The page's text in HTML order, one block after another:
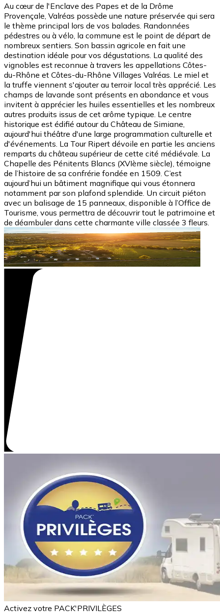
Au cœur de l'Enclave des Papes et de la Drôme
Provençale, Valréas possède une nature préservée qui sera
le thème principal lors de vos balades. Randonnées
pédestres ou à vélo, la commune est le point de départ de
nombreux sentiers. Son bassin agricole en fait une
destination idéale pour vos dégustations. La qualité des
vignobles est reconnue à travers les appellations Côtes-
du-Rhône et Côtes-du-Rhône Villages Valréas. Le miel et
la truffe viennent s'ajouter au terroir local très apprécié. Les
champs de lavande sont présents en abondance et vous
invitent à apprécier les huiles essentielles et les nombreux
autres produits issus de cet arôme typique. Le centre
historique est édifié autour du Château de Simiane,
aujourd'hui théâtre d'une large programmation culturelle et
d'événements. La Tour Ripert dévoile en partie les anciens
remparts du château supérieur de cette cité médiévale. La
Chapelle des Pénitents Blancs (XVIème siècle), témoigne
de l’histoire de sa confrérie fondée en 1509. C’est
aujourd’hui un bâtiment magnifique qui vous étonnera
notamment par son plafond splendide. Un circuit piéton
avec un balisage de 15 panneaux, disponible à l’Office de
Tourisme, vous permettra de découvrir tout le patrimoine et
de déambuler dans cette charmante ville classée 3 fleurs.
Activez votre PACK'PRIVILÈGES